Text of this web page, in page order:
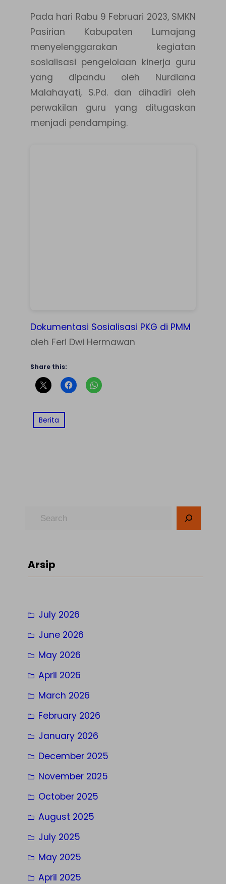
Pada hari Rabu 9 Februari 2023, SMKN
Pasirian Kabupaten Lumajang
menyelenggarakan kegiatan
sosialisasi pengelolaan kinerja guru
yang dipandu oleh Nurdiana
Malahayati, S.Pd. dan dihadiri oleh
perwakilan guru yang ditugaskan
menjadi pendamping.
Dokumentasi Sosialisasi PKG di PMM
oleh Feri Dwi Hermawan
Share this:
Berita
c
Arsip
July 2026
June 2026
May 2026
April 2026
March 2026
February 2026
January 2026
December 2025
November 2025
October 2025
August 2025
July 2025
May 2025
April 2025